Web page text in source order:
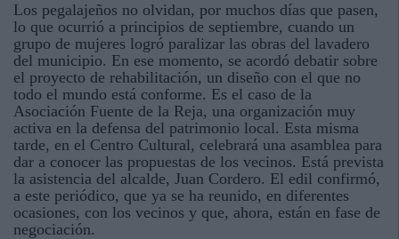
Los pegalajeños no olvidan, por muchos días que pasen,
lo que ocurrió a principios de septiembre, cuando un
grupo de mujeres logró paralizar las obras del lavadero
del municipio. En ese momento, se acordó debatir sobre
el proyecto de rehabilitación, un diseño con el que no
todo el mundo está conforme. Es el caso de la
Asociación Fuente de la Reja, una organización muy
activa en la defensa del patrimonio local. Esta misma
tarde, en el Centro Cultural, celebrará una asamblea para
dar a conocer las propuestas de los vecinos. Está prevista
la asistencia del alcalde, Juan Cordero. El edil confirmó,
a este periódico, que ya se ha reunido, en diferentes
ocasiones, con los vecinos y que, ahora, están en fase de
negociación.